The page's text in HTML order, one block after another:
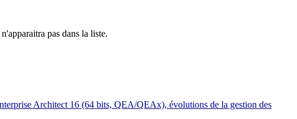
pas dans la liste.
Architect 16 (64 bits, QEA/QEAx), évolutions de la gestion des